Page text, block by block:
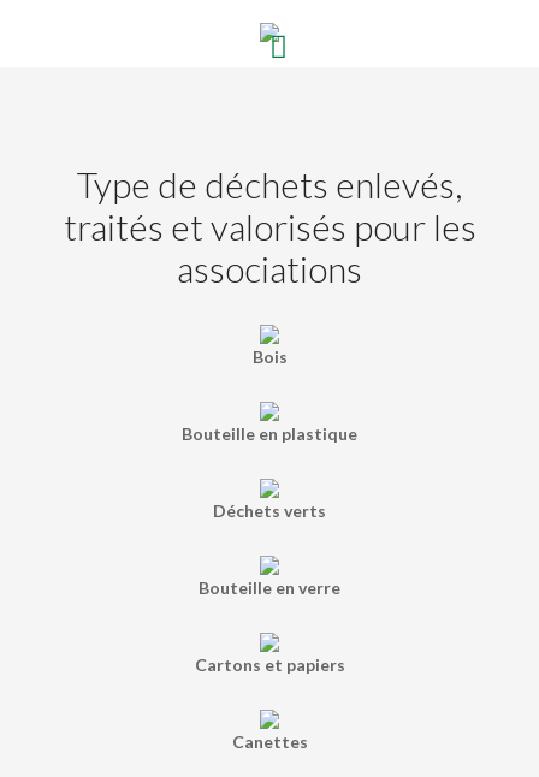
Type de déchets enlevés,
traités et valorisés pour les
associations
Bois
Bouteille en plastique
Déchets verts
Bouteille en verre
Cartons et papiers
Canettes